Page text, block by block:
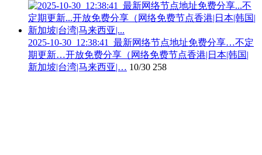
2025-10-30_12:38:41_最新网络节点地址免费分享…不定
期更新…开放免费分享（网络免费节点香港|日本|韩国|
新加坡|台湾|马来西亚|… 10/30 258